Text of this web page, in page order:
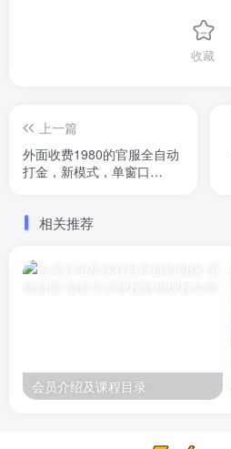
收藏
上一篇
外面收费1980的官服全自动
打金，新模式，单窗口
相关推荐
会员介绍及课程目录